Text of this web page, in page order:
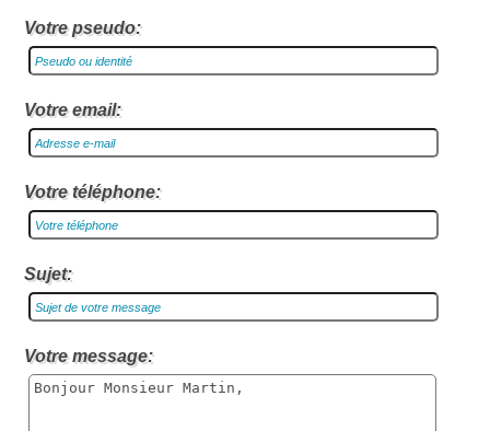
Votre pseudo:
Votre email:
Votre téléphone:
Sujet:
Votre message: